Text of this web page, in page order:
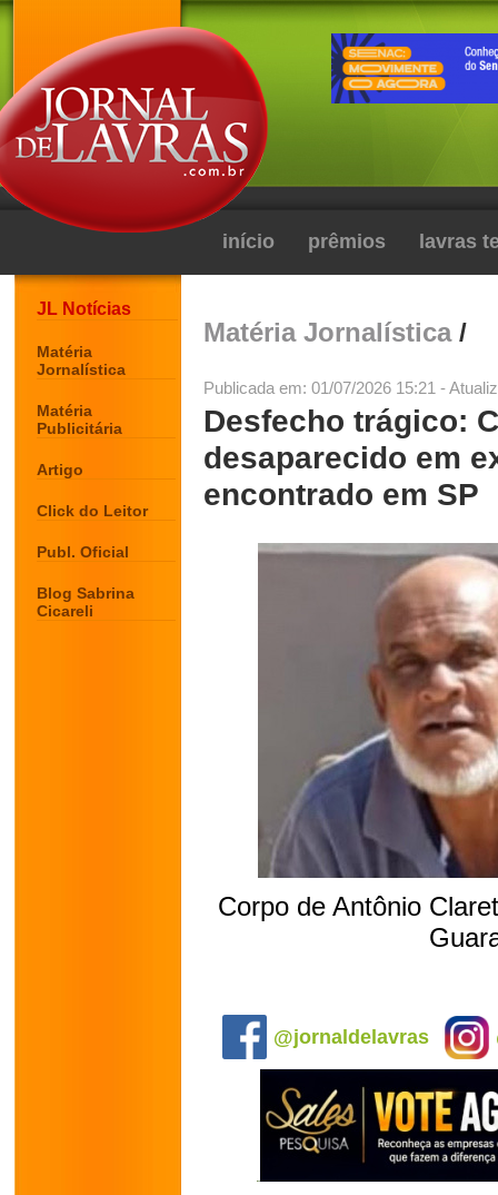
início prêmios lavras
JL Notícias
Matéria
Jornalística
Matéria
Publicitária
Artigo
Click do Leitor
Publ. Oficial
Blog Sabrina
Cicareli
Matéria Jornalística/
Publicada em: 01/07/2026 15:21 -
Desfecho trágico:
desaparecido em
encontrado em SP
Corpo de Antônio
@jornaldelavras